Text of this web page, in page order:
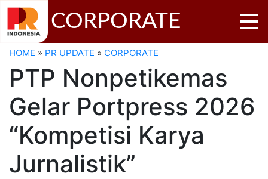
CORPORATE
HOME » PR UPDATE » CORPORATE
PTP Nonpetikemas
Gelar Portpress 2026
“Kompetisi Karya
Jurnalistik”